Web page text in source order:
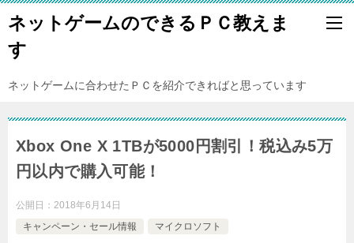
ネットゲームのできるＰＣ教えま
す
ネットゲームに合わせたＰＣを紹介できればと思っています
Xbox One X 1TBが5000円割引！税込み5万
円以内で購入可能！
公開日： 2018年6月14日
キャンペーン・セール情報
マイクロソフト